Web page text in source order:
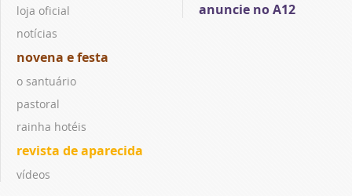
loja oficial
notícias
novena e festa
o santuário
pastoral
rainha hotéis
revista de aparecida
vídeos
anuncie no A12